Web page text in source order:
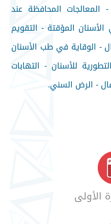
المعالجات المحافظة عند
الأسنان المؤقتة - التقويم
- الوقاية في طب الأسنان
للأسنان - التهابات
- الرض السني.